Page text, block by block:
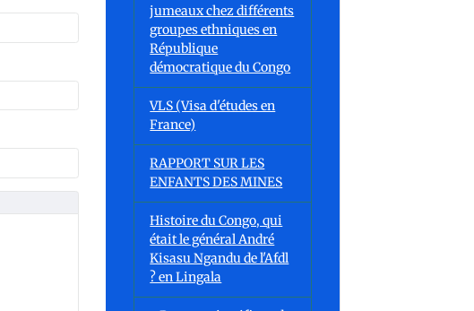
jumeaux chez différents
groupes ethniques en
République
démocratique du Congo
VLS (Visa d'études en
France)
RAPPORT SUR LES
ENFANTS DES MINES
Histoire du Congo, qui
était le général André
Kisasu Ngandu de l'Afdl
? en Lingala